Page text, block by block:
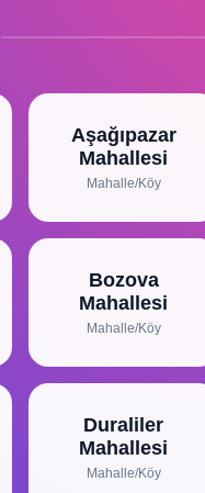
Aşağıpazar
Mahallesi
Mahalle/Köy
Bozova
Mahallesi
Mahalle/Köy
Duraliler
Mahallesi
Mahalle/Köy